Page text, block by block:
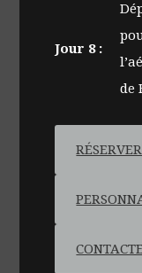
Jour 8 :
de
RÉSERVER